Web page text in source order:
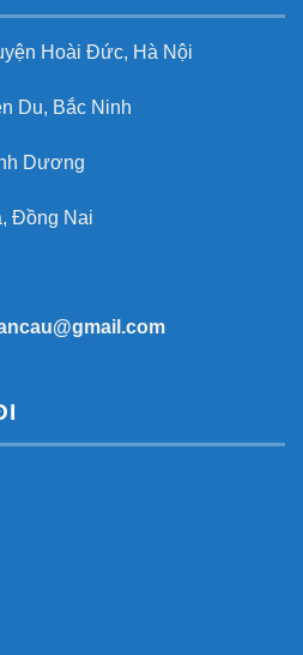
Hoài Đức, Hà Nội
Du, Bắc Ninh
Dương
Đồng Nai